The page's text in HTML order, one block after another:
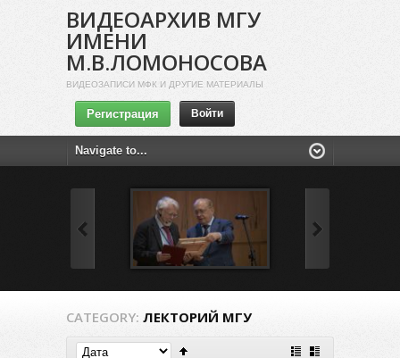
ВИДЕОАРХИВ МГУ
ИМЕНИ
М.В.ЛОМОНОСОВА
ВИДЕОЗАПИСИ МФК И ДРУГИЕ МАТЕРИАЛЫ
Регистрация Войти
CATEGORY: ЛЕКТОРИЙ МГУ